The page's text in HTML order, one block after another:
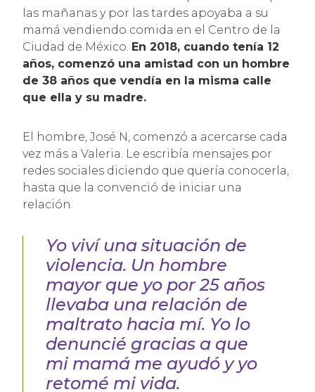
las mañanas y por las tardes apoyaba a su
mamá vendiendo comida en el Centro de la
Ciudad de México. En 2018, cuando tenía 12
años, comenzó una amistad con un hombre
de 38 años que vendía en la misma calle
que ella y su madre.
El hombre, José N, comenzó a acercarse cada
vez más a Valeria. Le escribía mensajes por
redes sociales diciendo que quería conocerla,
hasta que la convenció de iniciar una
relación.
Yo viví una situación de
violencia. Un hombre
mayor que yo por 25 años
llevaba una relación de
maltrato hacia mí. Yo lo
denuncié gracias a que
mi mamá me ayudó y yo
retomé mi vida.